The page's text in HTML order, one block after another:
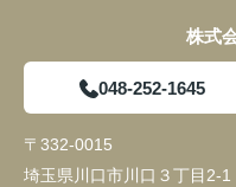
株式
048-252-1645
〒332-0015
埼玉県川口市川口３丁目2-